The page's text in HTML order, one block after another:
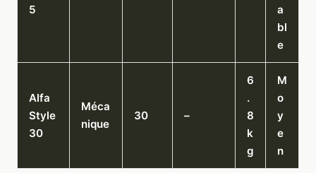
5
a
bl
e
Alfa
Style
30
Méca
nique
30 –
6
.
8
k
g
M
o
y
e
n